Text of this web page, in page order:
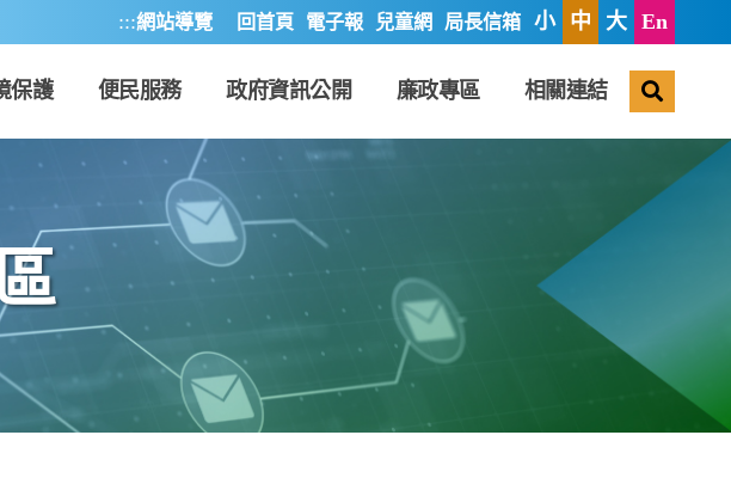
:::網站導覽 回首頁 電子報 兒童網 局長信箱 小 中 大 En
保護 便民服務 政府資訊公開 廉政專區 相關連結